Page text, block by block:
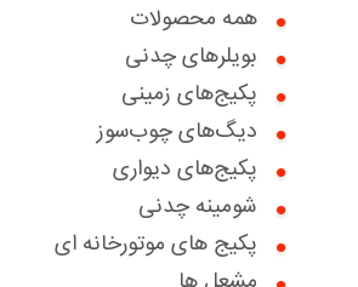
صفحه اصلی
محصولات شوفاژکار
محصولات تکنومتال
گواهینامه ها
همه محصولات
بویلرهای چدنی
پکیج‌های زمینی
دیگ‌های چوب‌سوز
پکیج‌های دیواری
شومینه چدنی
پکیج های موتورخانه ای